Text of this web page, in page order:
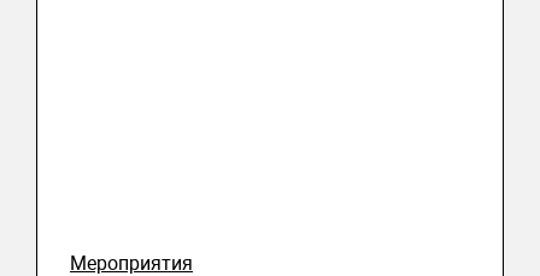
Мероприятия